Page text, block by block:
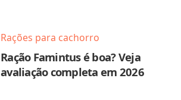
Rações para cachorro
Ração Famintus é boa? Veja
avaliação completa em 2026